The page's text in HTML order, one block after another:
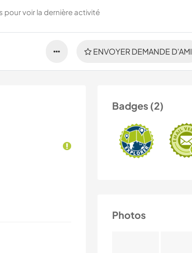
pour voir la dernière activité
ENVOYER DEMANDE D'AMI
Badges (2)
Photos